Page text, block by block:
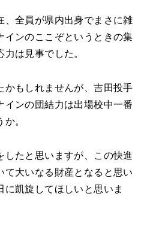
、全員が県内出身でまさに雑
インのここぞというときの集
は見事でした。
かもしれませんが、吉田投手
インの団結力は出場校中一番
。
したと思いますが、この快進
て大いなる財産となると思い
に凱旋してほしいと思いま